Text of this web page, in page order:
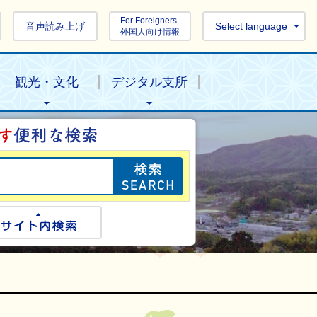
音声読み上げ
For Foreigners
外国人向け情報
Select language
観光・文化 デジタル支所
目的の情報を探
検索